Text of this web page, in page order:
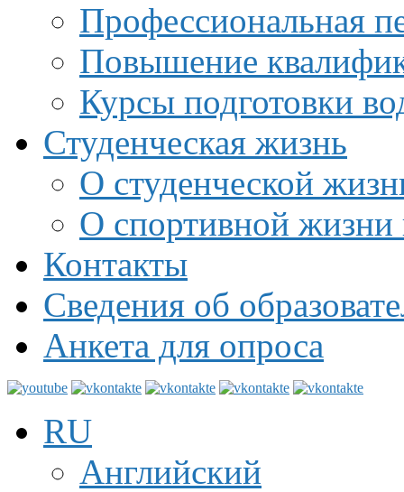
Профессиональная
Повышение
Курсы подготовки
Студенческая жизнь
О студенческой
О спортивной жизни
Контакты
Сведения об
Анкета для опроса
RU
Английский